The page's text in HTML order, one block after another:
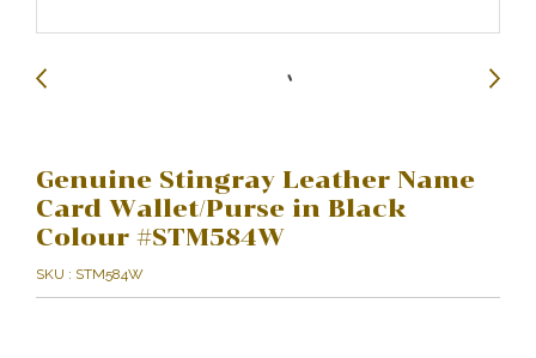
Genuine Stingray Leather Name
Card Wallet/Purse in Black
Colour #STM584W
SKU : STM584W